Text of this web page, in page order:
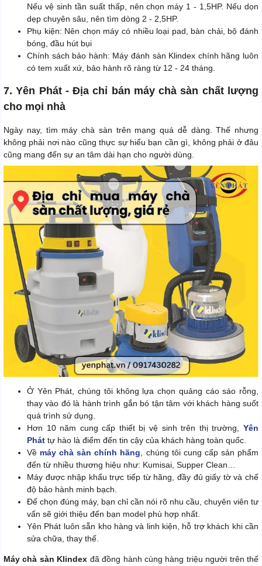
Nếu vệ sinh tần suất thấp, nên chọn máy 1 - 1,5HP. Nếu dọn
dẹp chuyên sâu, nên tìm dòng 2 - 2,5HP.
Phụ kiện: Nên chọn máy có nhiều loại pad, bàn chải, bộ đánh
bóng, đầu hút bụi
Chính sách bảo hành: Máy đánh sàn Klindex chính hãng luôn
có tem xuất xứ, bảo hành rõ ràng từ 12 - 24 tháng.
7. Yên Phát - Địa chỉ bán máy chà sàn chất lượng
cho mọi nhà
Ngày nay, tìm máy chà sàn trên mạng quá dễ dàng. Thế nhưng
không phải nơi nào cũng thực sự hiểu bạn cần gì, không phải ở đâu
cũng mang đến sự an tâm dài hạn cho người dùng.
Ở Yên Phát, chúng tôi không lựa chọn quảng cáo sáo rỗng,
thay vào đó là hành trình gắn bó tận tâm với khách hàng suốt
quá trình sử dụng.
Hơn 10 năm cung cấp thiết bị vệ sinh trên thị trường, Yên
Phát tự hào là điểm đến tin cậy của khách hàng toàn quốc.
Về máy chà sàn chính hãng, chúng tôi cung cấp sản phẩm
đến từ nhiều thương hiệu như: Kumisai, Supper Clean…
Máy được nhập khẩu trực tiếp từ hãng, đầy đủ giấy tờ và chế
độ bảo hành minh bạch.
Để chọn đúng máy, bạn chỉ cần nói rõ nhu cầu, chuyên viên tư
vấn sẽ giới thiệu đến bạn model phù hợp nhất.
Yên Phát luôn sẵn kho hàng và linh kiện, hỗ trợ khách khi cần
sửa chữa, thay thế.
Máy chà sàn Klindex đã đồng hành cùng hàng triệu người trên thế